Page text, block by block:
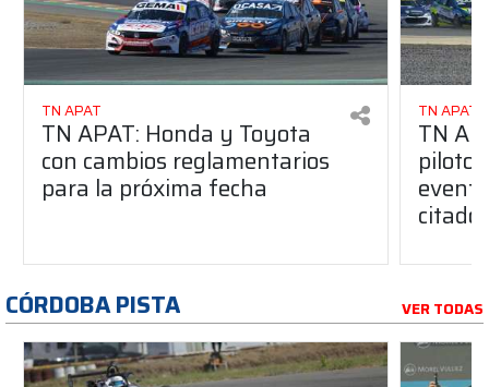
TN APAT
TN APAT: Honda y Toyota
con cambios reglamentarios
para la próxima fecha
TN APAT
TN
piloto
citado
CÓRDOBA PISTA VER TODAS